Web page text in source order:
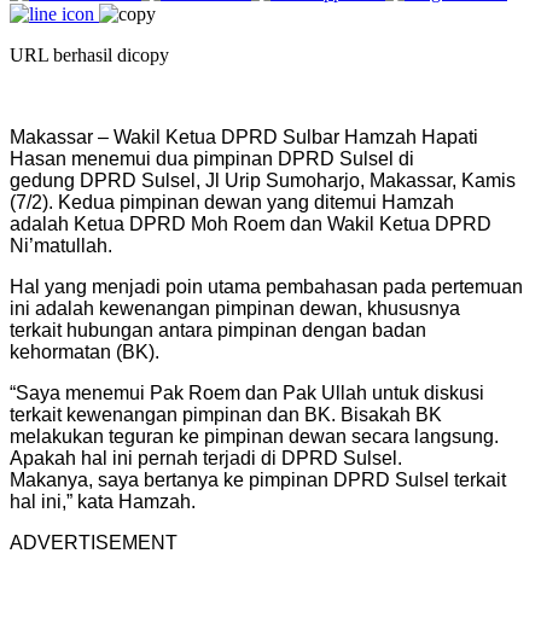
URL berhasil dicopy
Makassar – Wakil Ketua DPRD Sulbar Hamzah Hapati
Hasan menemui dua pimpinan DPRD Sulsel di
gedung DPRD Sulsel, Jl Urip Sumoharjo, Makassar, Kamis
(7/2). Kedua pimpinan dewan yang ditemui Hamzah
adalah Ketua DPRD Moh Roem dan Wakil Ketua DPRD
Ni’matullah.
Hal yang menjadi poin utama pembahasan pada pertemuan
ini adalah kewenangan pimpinan dewan, khususnya
terkait hubungan antara pimpinan dengan badan
kehormatan (BK).
“Saya menemui Pak Roem dan Pak Ullah untuk diskusi
terkait kewenangan pimpinan dan BK. Bisakah BK
melakukan teguran ke pimpinan dewan secara langsung.
Apakah hal ini pernah terjadi di DPRD Sulsel.
Makanya, saya bertanya ke pimpinan DPRD Sulsel terkait
hal ini,” kata Hamzah.
ADVERTISEMENT